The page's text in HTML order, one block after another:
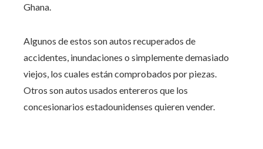
Ghana.
Algunos de estos son autos recuperados de
accidentes, inundaciones o simplemente demasiado
viejos, los cuales están comprobados por piezas.
Otros son autos usados ​​entereros que los
concesionarios estadounidenses quieren vender.